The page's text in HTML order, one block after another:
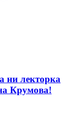
ни лекторка
Крумова!